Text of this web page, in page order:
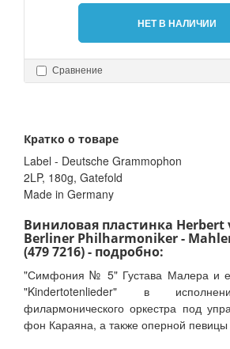
НЕТ В НАЛИЧИИ
Сравнение
Кратко о товаре
Label - Deutsche Grammophon
2LP, 180g, Gatefold
Made in Germany
Виниловая пластинка Herbert
Berliner Philharmoniker ‎-
(479 7216) - подробно:
"Симфония № 5" Густава Малера и
"Kindertotenlieder" в
филармонического оркестра под
фон Караяна, а также оперной